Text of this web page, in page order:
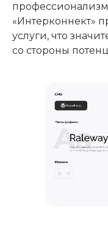
«Интерконнект»
услуги, что
со стороны